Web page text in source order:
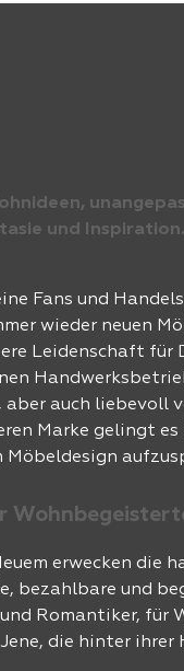
und Inspiration.
Fans und
wieder neuen
Leidenschaft für
auch liebevoll
Marke gelingt
erwecken die
bezahlbare und
Romantiker, für
die hinter ihrer